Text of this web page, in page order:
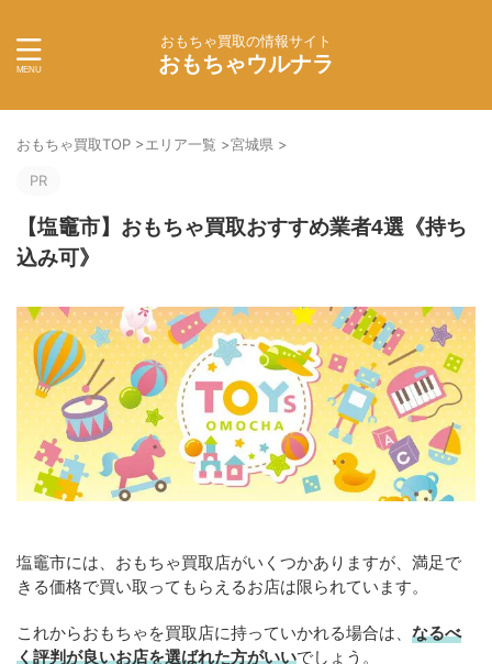
おもちゃ買取の情報サイト
おもちゃウルナラ
おもちゃ買取TOP >エリア一覧 >宮城県 >
PR
【塩竈市】おもちゃ買取おすすめ業者4選《持ち
込み可》
塩竈市には、おもちゃ買取店がいくつかありますが、満足で
きる価格で買い取ってもらえるお店は限られています。
これからおもちゃを買取店に持っていかれる場合は、 なるべ
く評判が良いお店を選ばれた方がいいでしょう。